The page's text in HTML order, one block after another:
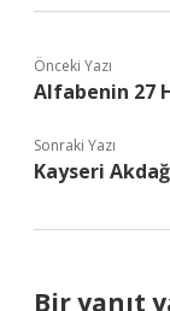
Önceki Yazı
Alfabenin 27
Sonraki Yazı
Kayseri
Bir yanıt